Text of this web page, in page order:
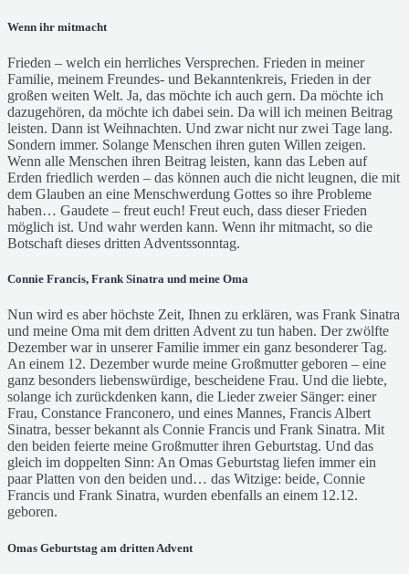
Wenn ihr mitmacht
Frieden – welch ein herrliches Versprechen. Frieden in meiner
Familie, meinem Freundes- und Bekanntenkreis, Frieden in der
großen weiten Welt. Ja, das möchte ich auch gern. Da möchte ich
dazugehören, da möchte ich dabei sein. Da will ich meinen Beitrag
leisten. Dann ist Weihnachten. Und zwar nicht nur zwei Tage lang.
Sondern immer. Solange Menschen ihren guten Willen zeigen.
Wenn alle Menschen ihren Beitrag leisten, kann das Leben auf
Erden friedlich werden – das können auch die nicht leugnen, die mit
dem Glauben an eine Menschwerdung Gottes so ihre Probleme
haben… Gaudete – freut euch! Freut euch, dass dieser Frieden
möglich ist. Und wahr werden kann. Wenn ihr mitmacht, so die
Botschaft dieses dritten Adventssonntag.
Connie Francis, Frank Sinatra und meine Oma
Nun wird es aber höchste Zeit, Ihnen zu erklären, was Frank Sinatra
und meine Oma mit dem dritten Advent zu tun haben. Der zwölfte
Dezember war in unserer Familie immer ein ganz besonderer Tag.
An einem 12. Dezember wurde meine Großmutter geboren – eine
ganz besonders liebenswürdige, bescheidene Frau. Und die liebte,
solange ich zurückdenken kann, die Lieder zweier Sänger: einer
Frau, Constance Franconero, und eines Mannes, Francis Albert
Sinatra, besser bekannt als Connie Francis und Frank Sinatra. Mit
den beiden feierte meine Großmutter ihren Geburtstag. Und das
gleich im doppelten Sinn: An Omas Geburtstag liefen immer ein
paar Platten von den beiden und… das Witzige: beide, Connie
Francis und Frank Sinatra, wurden ebenfalls an einem 12.12.
geboren.
Omas Geburtstag am dritten Advent